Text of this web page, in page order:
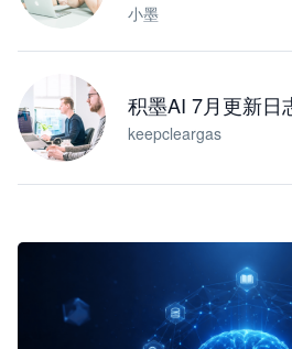
小墨
积墨AI 7月更新日
keepcleargas